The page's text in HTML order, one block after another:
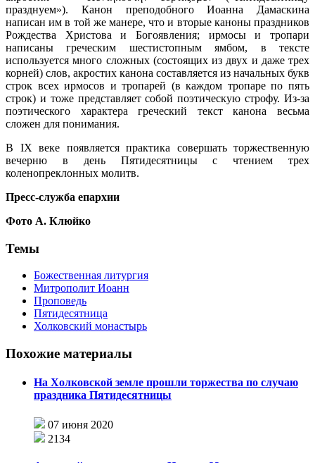
празднуем»). Канон преподобного Иоанна Дамаскина
написан им в той же манере, что и вторые каноны праздников
Рождества Христова и Богоявления; ирмосы и тропари
написаны греческим шестистопным ямбом, в тексте
используется много сложных (состоящих из двух и даже трех
корней) слов, акростих канона составляется из начальных букв
строк всех ирмосов и тропарей (в каждом тропаре по пять
строк) и тоже представляет собой поэтическую строфу. Из-за
поэтического характера греческий текст канона весьма
сложен для понимания.
В IX веке появляется практика совершать торжественную
вечерню в день Пятидесятницы с чтением трех
коленопреклонных молитв.
Пресс-служба епархии
Фото А. Клюйко
Темы
Божественная литургия
Митрополит Иоанн
Проповедь
Пятидесятница
Холковский монастырь
Похожие материалы
На Холковской земле прошли торжества по случаю
праздника Пятидесятницы
07 июня 2020
2134